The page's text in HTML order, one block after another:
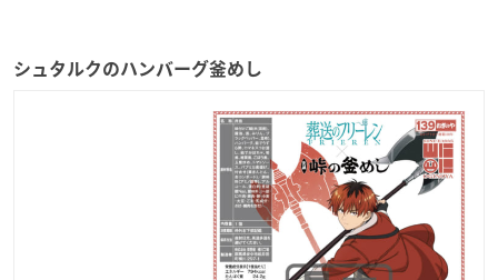
シュタルクのハンバーグ釜めし